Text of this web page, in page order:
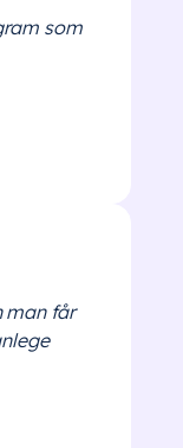
som
man får